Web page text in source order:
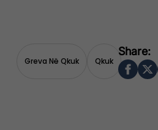
Greva Në Qkuk Qkuk